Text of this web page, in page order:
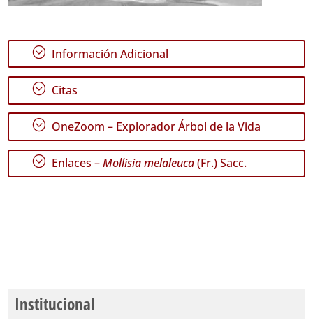
; Información Adicional
; Citas
; OneZoom – Explorador Árbol de la Vida
; Enlaces –Mollisia melaleuca(Fr.) Sacc.
Institucional